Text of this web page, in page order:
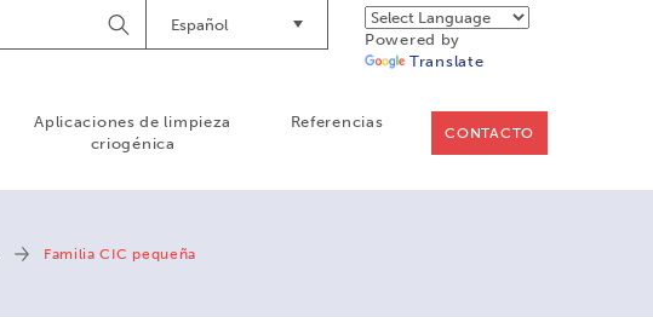
Powered by
Translate
Español
Empieze
a
Aplicaciones de limpieza
criogénica
Referencias
CONTACTO
Familia CIC pequeña